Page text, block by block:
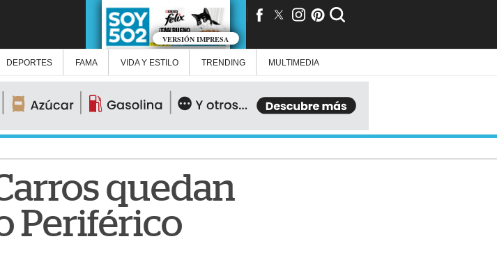
VERSIÓN IMPRESA
DEPORTES FAMA VIDA Y ESTILO TRENDING MULTIMEDIA
quedan
Periférico